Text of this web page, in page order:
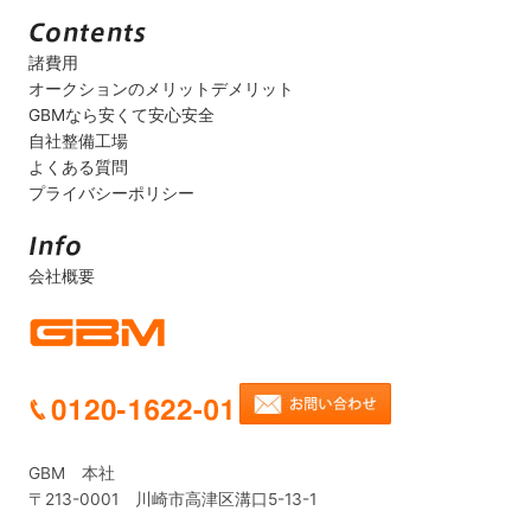
諸費用
オークションのメリットデメリット
GBMなら安くて安心安全
自社整備工場
よくある質問
プライバシーポリシー
会社概要
GBM 本社
〒213-0001 川崎市高津区溝口5-13-1